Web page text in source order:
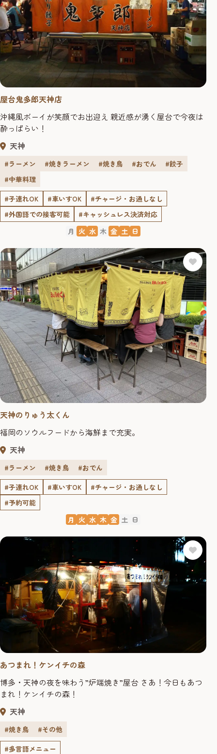
屋台鬼多郎天神店
沖縄風ボーイが笑顔でお出迎え 親近感が湧く屋台で今夜は
酔っぱらい！
天神
#ラーメン #焼きラーメン #焼き鳥 #おでん
#餃子
#中華料理
#子連れOK
#車いすOK
#チャージ・お通しなし
#外国語での接客可能
#キャッシュレス決済対応
月 火 水 木 金 土 日
天神のりゅう太くん
福岡のソウルフードから海鮮まで充実。
天神
#ラーメン #焼き鳥
#おでん
#子連れOK
#車いすOK
#チャージ・お通しなし
#予約可能
月 火 水 木 金 土 日
あつまれ！ケンイチの森
博多・天神の夜を味わう”炉端焼き”屋台 さあ！今日もあつ
まれ！ケンイチの森！
天神
#焼き鳥
#その他
#多言語メニュー